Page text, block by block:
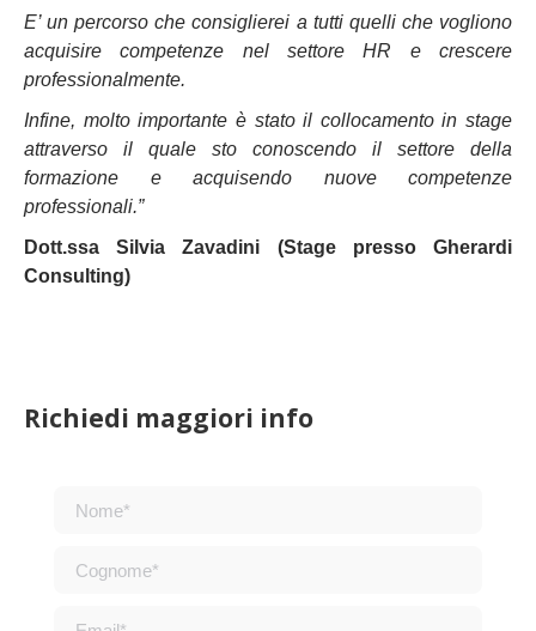
E’ un percorso che consiglierei a tutti quelli che vogliono
acquisire competenze nel settore HR e crescere
professionalmente.
Infine, molto importante è stato il collocamento in stage
attraverso il quale sto conoscendo il settore della
formazione e acquisendo nuove competenze
professionali.”
Dott.ssa Silvia Zavadini (Stage presso Gherardi
Consulting)
Richiedi maggiori info